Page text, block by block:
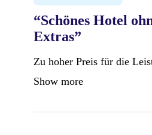
“Schönes Hotel
Extras”
Zu hoher Preis für die
Show more